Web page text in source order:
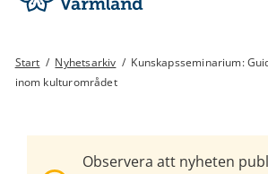
Start / Nyhetsarkiv / Kunskapsseminarium:
inom kulturområdet
Observera att nyheten